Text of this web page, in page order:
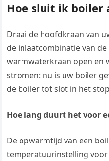
Hoe sluit ik boiler
Draai de hoofdkraan van
de inlaatcombinatie van
warmwaterkraan open en
stromen: nu is uw boiler
de boiler tot slot in het
Hoe lang duurt het voor
De opwarmtijd van een
temperatuurinstelling